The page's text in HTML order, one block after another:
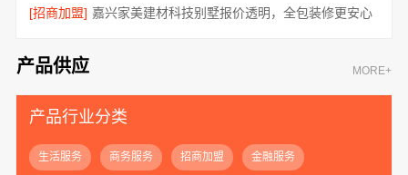
[招商加盟] 嘉兴家美建材科技别墅报价透明，全包装修更安心
产品供应 MORE+
产品行业分类
生活服务 商务服务 招商加盟 金融服务